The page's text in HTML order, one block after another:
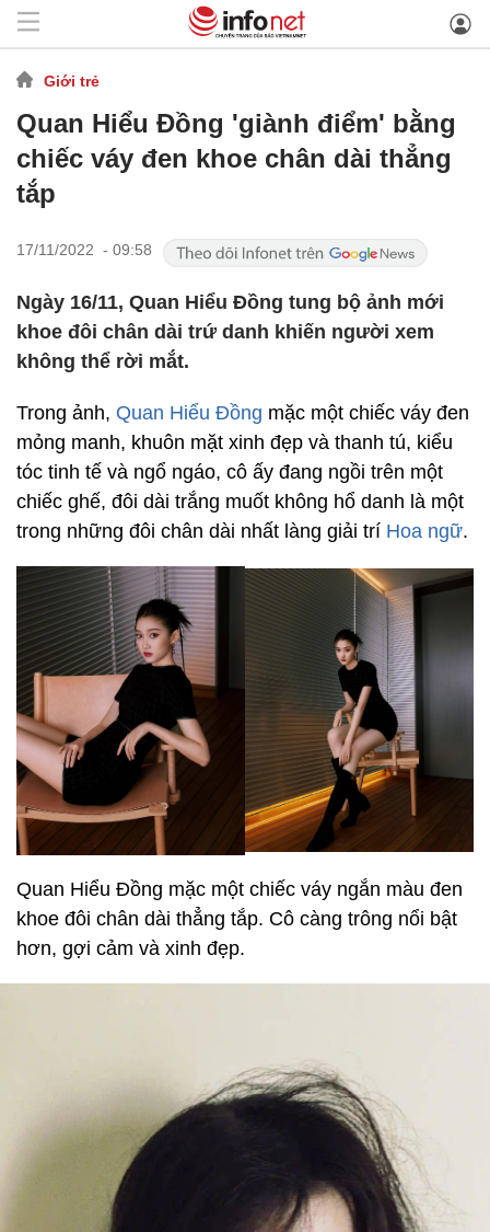
Giới trẻ
Quan Hiểu Đồng 'giành điểm' bằng
chiếc váy đen khoe chân dài thẳng
tắp
17/11/2022 - 09:58
Ngày 16/11, Quan Hiểu Đồng tung bộ ảnh mới
khoe đôi chân dài trứ danh khiến người xem
không thể rời mắt.
Trong ảnh, Quan Hiểu Đồng mặc một chiếc váy đen
mỏng manh, khuôn mặt xinh đẹp và thanh tú, kiểu
tóc tinh tế và ngổ ngáo, cô ấy đang ngồi trên một
chiếc ghế, đôi dài trắng muốt không hổ danh là một
trong những đôi chân dài nhất làng giải trí Hoa ngữ.
Quan Hiểu Đồng mặc một chiếc váy ngắn màu đen
khoe đôi chân dài thẳng tắp. Cô càng trông nổi bật
hơn, gợi cảm và xinh đẹp.